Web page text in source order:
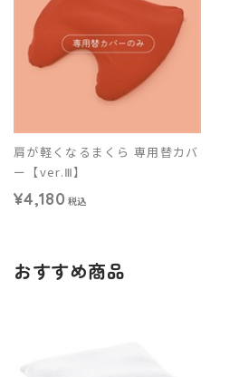
肩が軽くなるまくら 専用替カバ
ー【ver.Ⅲ】
¥4,180 税込
おすすめ商品